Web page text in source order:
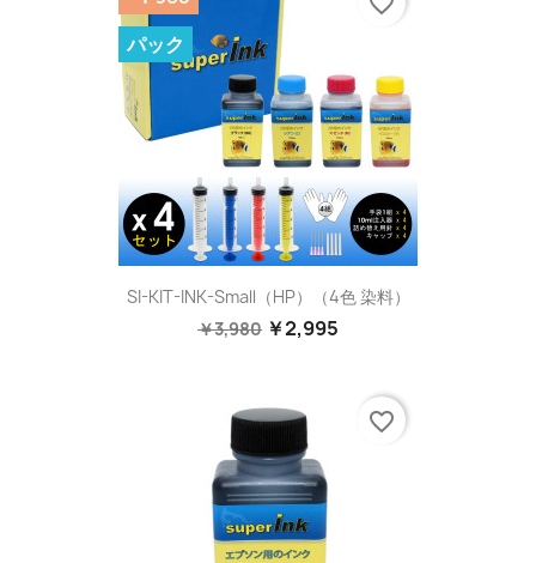
SI-KIT-INK-Small（HP）（4色 染料）
￥3,980 ￥2,995
パック
favorite_border